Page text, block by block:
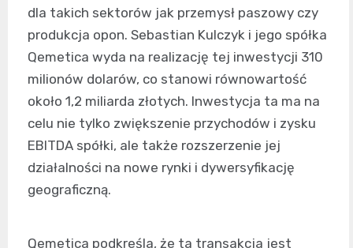
dla takich sektorów jak przemysł paszowy czy
produkcja opon. Sebastian Kulczyk i jego spółka
Qemetica wyda na realizację tej inwestycji 310
milionów dolarów, co stanowi równowartość
około 1,2 miliarda złotych. Inwestycja ta ma na
celu nie tylko zwiększenie przychodów i zysku
EBITDA spółki, ale także rozszerzenie jej
działalności na nowe rynki i dywersyfikację
geograficzną.
Qemetica podkreśla, że ta transakcja jest